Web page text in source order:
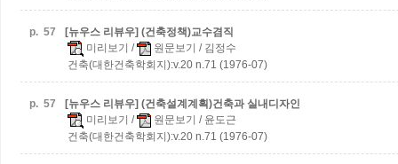
p. 57
[뉴우스 리뷰우] (건축정책)교수겸직
미리보기 / 원문보기 / 김정수
건축(대한건축학회지):v.20 n.71 (1976-07)
p. 57
[뉴우스 리뷰우] (건축설계계획)건축과 실내디자인
미리보기 / 원문보기 / 윤도근
건축(대한건축학회지):v.20 n.71 (1976-07)